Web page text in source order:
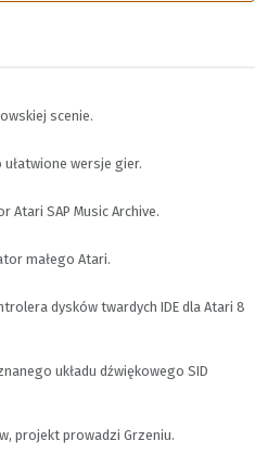
scenie.
wersje gier.
Atari SAP Music Archive.
małego Atari.
dysków twardych IDE dla Atari 8
układu dźwiękowego SID
projekt prowadzi Grzeniu.